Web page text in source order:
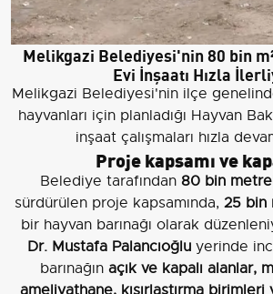
Melikgazi Belediyesi'nin 80 bin
Evi İnşaatı Hızla
Melikgazi Belediyesi'nin ilçe
hayvanları için planladığı Hayvan
inşaat çalışmaları hızla
Proje kapsamı ve
Belediye tarafından 80 bin
sürdürülen proje kapsamında, 25 bin
bir hayvan barınağı olarak
Dr. Mustafa Palancıoğlu yerinde
barınağın açık ve kapalı alanlar,